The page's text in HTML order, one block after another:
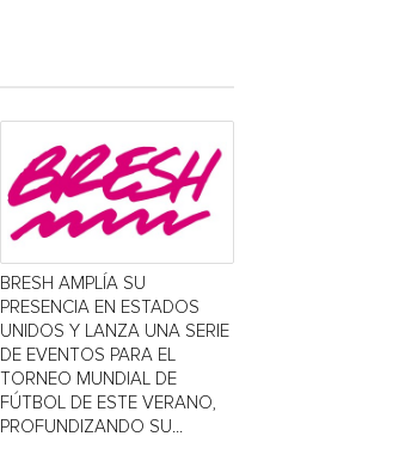
BRESH AMPLÍA SU
PRESENCIA EN ESTADOS
UNIDOS Y LANZA UNA SERIE
DE EVENTOS PARA EL
TORNEO MUNDIAL DE
FÚTBOL DE ESTE VERANO,
PROFUNDIZANDO SU...